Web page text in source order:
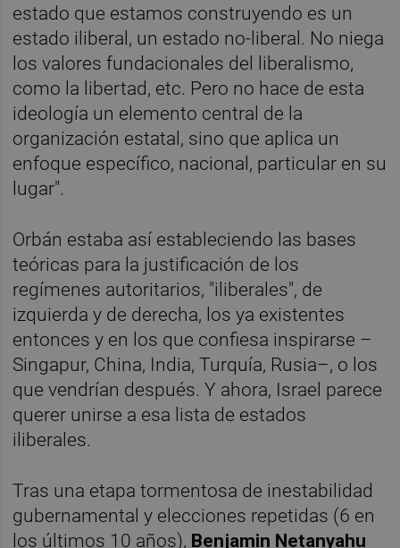
estado que estamos construyendo es un
estado iliberal, un estado no-liberal. No niega
los valores fundacionales del liberalismo,
como la libertad, etc. Pero no hace de esta
ideología un elemento central de la
organización estatal, sino que aplica un
enfoque específico, nacional, particular en su
lugar".
Orbán estaba así estableciendo las bases
teóricas para la justificación de los
regímenes autoritarios, "iliberales", de
izquierda y de derecha, los ya existentes
entonces y en los que confiesa inspirarse –
Singapur, China, India, Turquía, Rusia–, o los
que vendrían después. Y ahora, Israel parece
querer unirse a esa lista de estados
iliberales.
Tras una etapa tormentosa de inestabilidad
gubernamental y elecciones repetidas (6 en
los últimos 10 años), Benjamin Netanyahu